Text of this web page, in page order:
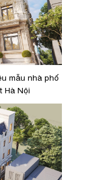
mẫu nhà phố
Hà Nội